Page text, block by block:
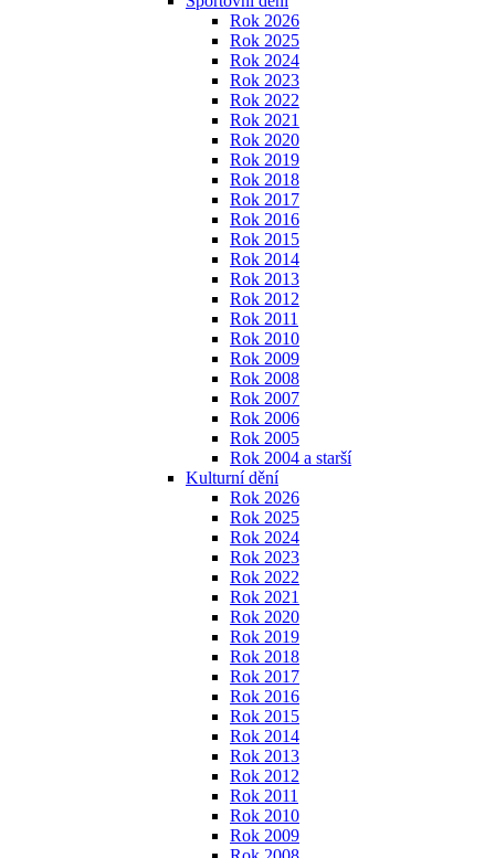
Rok 2026
Rok 2025
Rok 2024
Rok 2023
Rok 2022
Rok 2021
Rok 2020
Rok 2019
Rok 2018
Rok 2017
Rok 2016
Rok 2015
Rok 2014
Rok 2013
Rok 2012
Rok 2011
Rok 2010
Rok 2009
Rok 2008
Rok 2007
Rok 2006
Rok 2005
Rok 2004 a starší
Kulturní dění
Rok 2026
Rok 2025
Rok 2024
Rok 2023
Rok 2022
Rok 2021
Rok 2020
Rok 2019
Rok 2018
Rok 2017
Rok 2016
Rok 2015
Rok 2014
Rok 2013
Rok 2012
Rok 2011
Rok 2010
Rok 2009